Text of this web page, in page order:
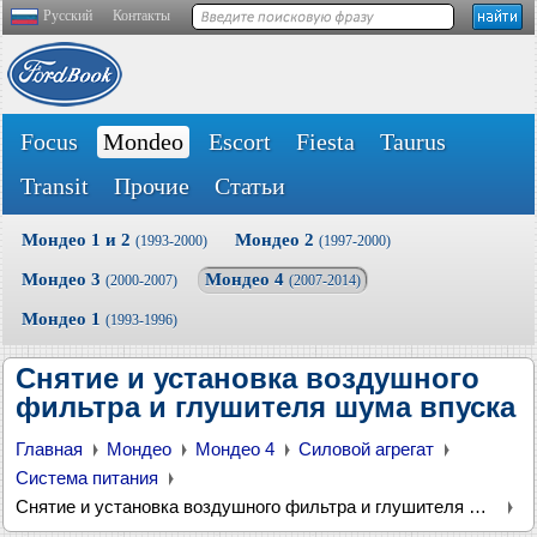
Русский Контакты
Focus Mondeo Escort Fiesta
Taurus
Transit
Прочие Статьи
Мондео 1 и 2 (1993-2000) Мондео 2 (1997-2000)
Мондео 3 (2000-2007) Мондео 4 (2007-2014)
Мондео 1 (1993-1996)
Снятие и установка воздушного
фильтра и глушителя шума впуска
Главная Мондео Мондео 4
Силовой агрегат
Система питания
Снятие и установка воздушного фильтра и глушителя шума впуска